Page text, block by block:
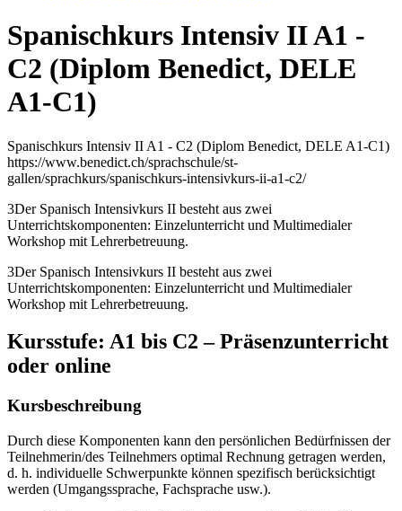
Spanischkurs Intensiv II A1 -
C2 (Diplom Benedict, DELE
A1-C1)
Spanischkurs Intensiv II A1 - C2 (Diplom Benedict, DELE A1-C1)
https://www.benedict.ch/sprachschule/st-
gallen/sprachkurs/spanischkurs-intensivkurs-ii-a1-c2/
3Der Spanisch Intensivkurs II besteht aus zwei
Unterrichtskomponenten: Einzelunterricht und Multimedialer
Workshop mit Lehrerbetreuung.
3Der Spanisch Intensivkurs II besteht aus zwei
Unterrichtskomponenten: Einzelunterricht und Multimedialer
Workshop mit Lehrerbetreuung.
Kursstufe: A1 bis C2 – Präsenzunterricht
oder online
Kursbeschreibung
Durch diese Komponenten kann den persönlichen Bedürfnissen der
Teilnehmerin/des Teilnehmers optimal Rechnung getragen werden,
d. h. individuelle Schwerpunkte können spezifisch berücksichtigt
werden (Umgangssprache, Fachsprache usw.).